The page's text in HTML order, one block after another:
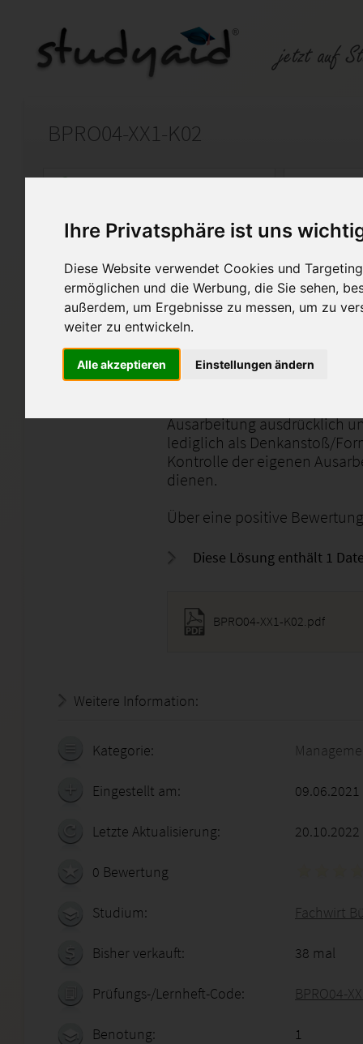
Ihre Privatsphäre ist uns
Diese Website verwendet Cookies und
ermöglichen und die Werbung, die Sie sehen,
außerdem, um Ergebnisse zu messen, um zu
weiter zu entwickeln.
Alle akzeptieren Einstellungen ändern
BPRO04-XX1-K02
Auf StudyAid.de verkaufen
Startseite Management
Projektmanagement II
Ich biete hier meine
BPRO04 an. Meine Arbeit
bewertet.
Die Arbeit wurde von mir
Ausarbeitung ausdrücklich
lediglich als Denkanstoß/
Kontrolle der eigenen
dienen.
Über eine positive
Diese Lösung enthält 1
BPRO04-XX1-K02.pdf
Weitere Information:
Kategorie:
Eingestellt am:
Letzte Aktualisierung: 20.10.2022
0 Bewertung
Studium: Fachwirt
Bisher verkauft: 38 mal
Prüfungs-/Lernheft-Code: BPRO04-
Benotung: 1